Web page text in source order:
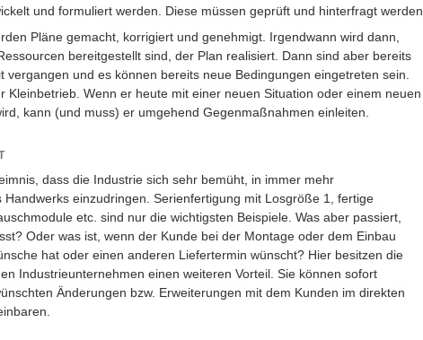
und formuliert werden. Diese müssen geprüft und hinterfragt werden.
Pläne gemacht, korrigiert und genehmigt. Irgendwann wird dann,
bereitgestellt sind, der Plan realisiert. Dann sind aber bereits
vergangen und es können bereits neue Bedingungen eingetreten sein.
Kleinbetrieb. Wenn er heute mit einer neuen Situation oder einem neuen
kann (und muss) er umgehend Gegenmaßnahmen einleiten.
dass die Industrie sich sehr bemüht, in immer mehr
Handwerks einzudringen. Serienfertigung mit Losgröße 1, fertige
etc. sind nur die wichtigsten Beispiele. Was aber passiert,
Oder was ist, wenn der Kunde bei der Montage oder dem Einbau
hat oder einen anderen Liefertermin wünscht? Hier besitzen die
Industrieunternehmen einen weiteren Vorteil. Sie können sofort
Änderungen bzw. Erweiterungen mit dem Kunden im direkten